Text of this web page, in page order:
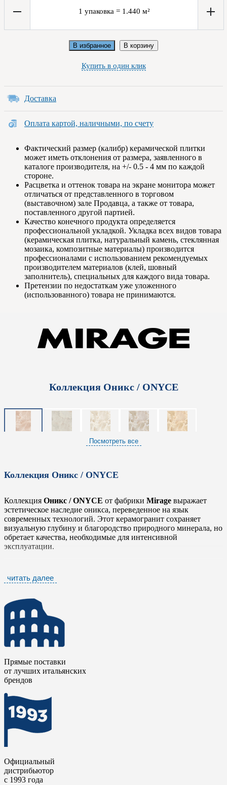
1 упаковка = 1.440 м²
В избранное В корзину
Купить в один клик
Доставка
Оплата картой, наличными, по счету
Фактический размер (калибр) керамической плитки
может иметь отклонения от размера, заявленного в
каталоге производителя, на +/- 0.5 - 4 мм по каждой
стороне.
Расцветка и оттенок товара на экране монитора может
отличаться от представленного в торговом
(выставочном) зале Продавца, а также от товара,
поставленного другой партией.
Качество конечного продукта определяется
профессиональной укладкой. Укладка всех видов товара
(керамическая плитка, натуральный камень, стеклянная
мозаика, композитные материалы) производится
профессионалами с использованием рекомендуемых
производителем материалов (клей, шовный
заполнитель), специальных для каждого вида товара.
Претензии по недостаткам уже уложенного
(использованного) товара не принимаются.
Коллекция Оникс / ONYCE
Посмотреть все
Коллекция Оникс / ONYCE
Коллекция Оникс / ONYCE от фабрики Mirage выражает
эстетическое наследие оникса, переведенное на язык
современных технологий. Этот керамогранит сохраняет
визуальную глубину и благородство природного минерала, но
обретает качества, необходимые для интенсивной
эксплуатации.
практичности. Плитка коллекции
себе универсальность и долговечность, что делает ее
требованиями к износостойкости. Разнообразие вариантов
отделки и цветовых решений расширяет творческие
возможности архитекторов и дизайнеров, позволяя
интегрировать материал как в современные, так и в
традиционные пространства.
Керамический гранит
работы в сфере премиального дизайна, где ценятся не только
эстетические качества, но и надежность материала. Коллекция
становится воплощением исторического богатства с
визуальным языком, обращенным в будущее.
читать далее
Прямые поставки
от лучших итальянских
брендов
Официальный
дистрибьютор
с 1993 года